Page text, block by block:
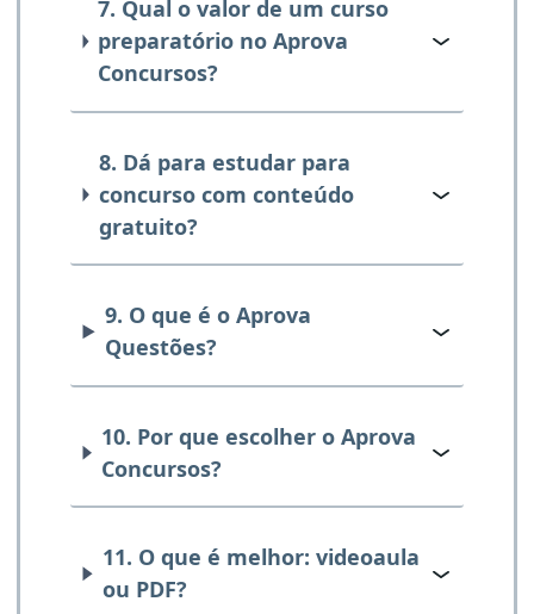
7. Qual o valor de um curso
preparatório no Aprova
Concursos?
8. Dá para estudar para
concurso com conteúdo
gratuito?
9. O que é o Aprova
Questões?
10. Por que escolher o Aprova
Concursos?
11. O que é melhor: videoaula
ou PDF?